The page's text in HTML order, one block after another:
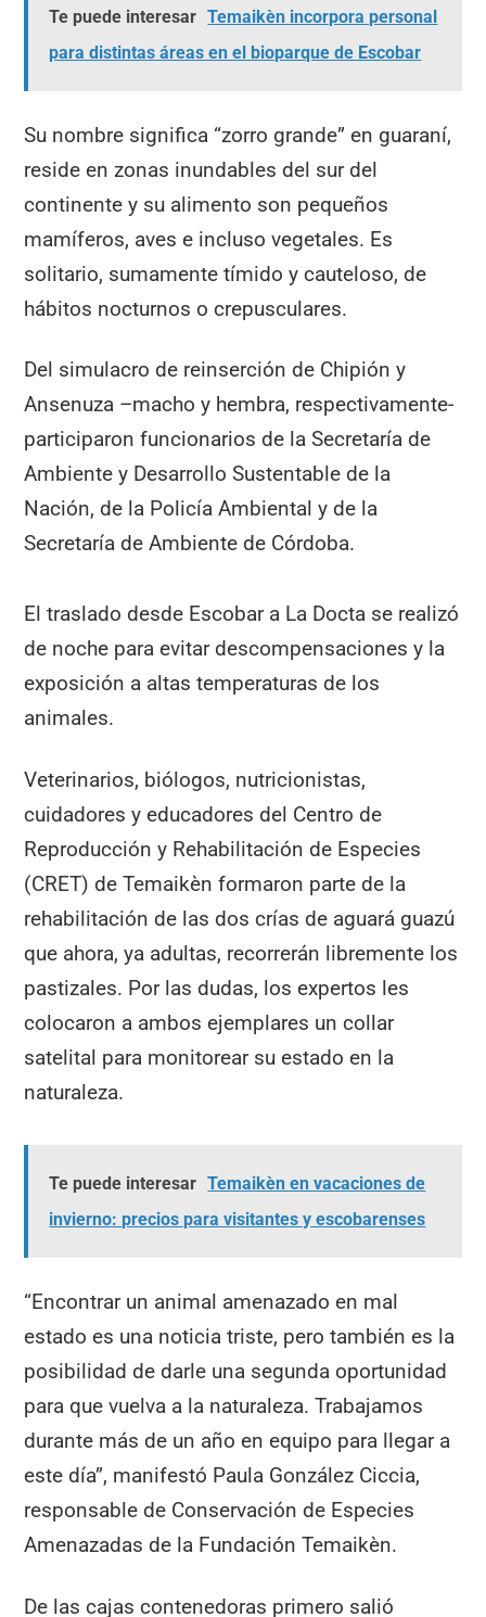
Te puede interesar Temaikèn incorpora personal
para distintas áreas en el bioparque de Escobar
Su nombre significa “zorro grande” en guaraní,
reside en zonas inundables del sur del
continente y su alimento son pequeños
mamíferos, aves e incluso vegetales. Es
solitario, sumamente tímido y cauteloso, de
hábitos nocturnos o crepusculares.
Del simulacro de reinserción de Chipión y
Ansenuza –macho y hembra, respectivamente-
participaron funcionarios de la Secretaría de
Ambiente y Desarrollo Sustentable de la
Nación, de la Policía Ambiental y de la
Secretaría de Ambiente de Córdoba.
El traslado desde Escobar a La Docta se realizó
de noche para evitar descompensaciones y la
exposición a altas temperaturas de los
animales.
Veterinarios, biólogos, nutricionistas,
cuidadores y educadores del Centro de
Reproducción y Rehabilitación de Especies
(CRET) de Temaikèn formaron parte de la
rehabilitación de las dos crías de aguará guazú
que ahora, ya adultas, recorrerán libremente los
pastizales. Por las dudas, los expertos les
colocaron a ambos ejemplares un collar
satelital para monitorear su estado en la
naturaleza.
Te puede interesar Temaikèn en vacaciones de
invierno: precios para visitantes y escobarenses
“Encontrar un animal amenazado en mal
estado es una noticia triste, pero también es la
posibilidad de darle una segunda oportunidad
para que vuelva a la naturaleza. Trabajamos
durante más de un año en equipo para llegar a
este día”, manifestó Paula González Ciccia,
responsable de Conservación de Especies
Amenazadas de la Fundación Temaikèn.
De las cajas contenedoras primero salió